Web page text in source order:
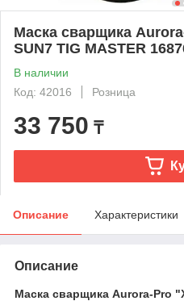
Маска сварщика
SUN7 TIG MASTER
В наличии
Код: 42016
Розница
33 750 ₸
Описание Характеристики
Описание
Маска сварщика Aurora-Pro